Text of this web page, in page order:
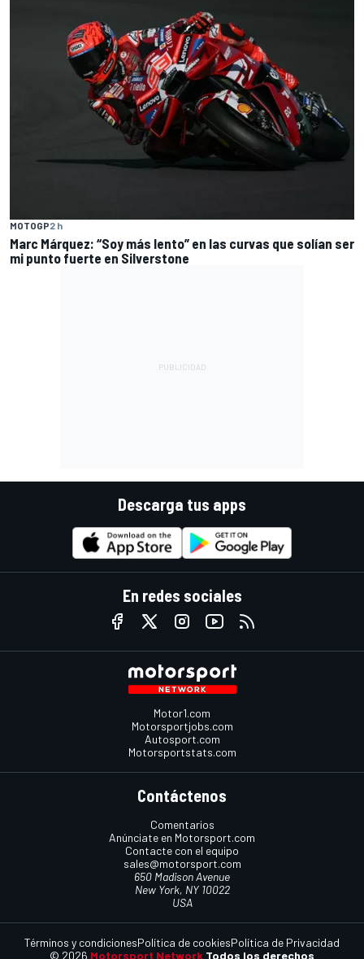
MOTOGP2 h
Marc Márquez: “Soy más lento” en las curvas que solían ser
mi punto fuerte en Silverstone
Descarga tus apps
En redes sociales
Motor1.com
Motorsportjobs.com
Autosport.com
Motorsportstats.com
Contáctenos
Comentarios
Anúnciate en Motorsport.com
Contacte con el equipo
sales@motorsport.com
650 Madison Avenue
New York, NY 10022
USA
© 2026 Motorsport Network Todos los derechos
Términos y condicionesPolítica de cookiesPolítica de Privacidad